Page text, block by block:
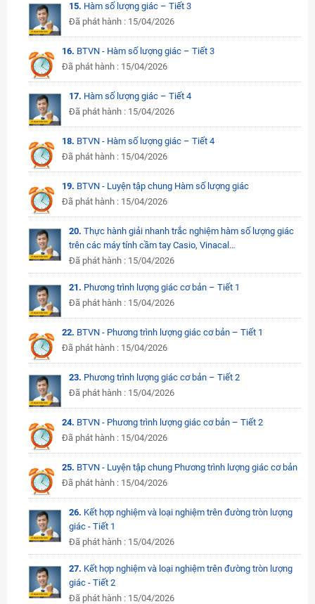
15. Hàm số lượng giác – Tiết 3
Đã phát hành : 15/04/2026
16. BTVN - Hàm số lượng giác – Tiết 3
Đã phát hành : 15/04/2026
17. Hàm số lượng giác – Tiết 4
Đã phát hành : 15/04/2026
18. BTVN - Hàm số lượng giác – Tiết 4
Đã phát hành : 15/04/2026
19. BTVN - Luyện tập chung Hàm số lượng giác
Đã phát hành : 15/04/2026
20. Thực hành giải nhanh trắc nghiệm hàm số lượng giác
trên các máy tính cầm tay Casio, Vinacal…
Đã phát hành : 15/04/2026
21. Phương trình lượng giác cơ bản – Tiết 1
Đã phát hành : 15/04/2026
22. BTVN - Phương trình lượng giác cơ bản – Tiết 1
Đã phát hành : 15/04/2026
23. Phương trình lượng giác cơ bản – Tiết 2
Đã phát hành : 15/04/2026
24. BTVN - Phương trình lượng giác cơ bản – Tiết 2
Đã phát hành : 15/04/2026
25. BTVN - Luyện tập chung Phương trình lượng giác cơ bản
Đã phát hành : 15/04/2026
26. Kết hợp nghiệm và loại nghiệm trên đường tròn lượng
giác - Tiết 1
Đã phát hành : 15/04/2026
27. Kết hợp nghiệm và loại nghiệm trên đường tròn lượng
giác - Tiết 2
Đã phát hành : 15/04/2026